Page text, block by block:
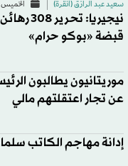
سعيد عبد الرازق (أنقرة) الخميس 06/08 - 16:48
قبضة «بوكو حرام»
موريتانيون يطالبون
عن تجار اعتقلتهم مالي
إدانة مهاجم الكاتب